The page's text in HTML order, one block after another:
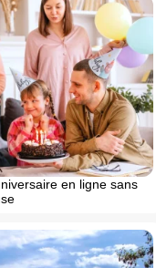
en ligne sans